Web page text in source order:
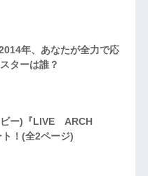
年、あなたが全力で応
ターは誰？
ー)『LIVE ARCH
！(全2ページ)